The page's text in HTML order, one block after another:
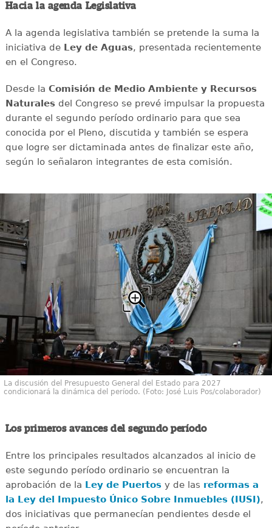
Hacia la agenda Legislativa
A la agenda legislativa también se pretende la suma la
iniciativa de Ley de Aguas, presentada recientemente
en el Congreso.
Desde la Comisión de Medio Ambiente y Recursos
Naturalesdel Congreso se prevé impulsar la propuesta
durante el segundo período ordinario para que sea
conocida por el Pleno, discutida y también se espera
que logre ser dictaminada antes de finalizar este año,
según lo señalaron integrantes de esta comisión.
La discusión del Presupuesto General del Estado para 2027
condicionará la dinámica del período. (Foto: José Luis Pos/colaborador)
Los primeros avances del segundo período
Entre los principales resultados alcanzados al inicio de
este segundo período ordinario se encuentran la
aprobación de la Ley de Puertos y de las reformas a
la Ley del Impuesto Único Sobre Inmuebles (IUSI),
dos iniciativas que permanecían pendientes desde el